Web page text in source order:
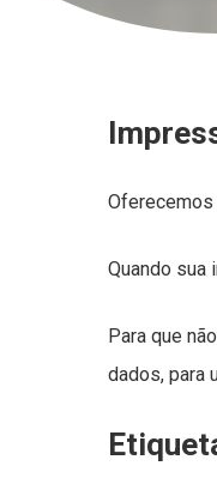
Quando sua
Para que
dados, para